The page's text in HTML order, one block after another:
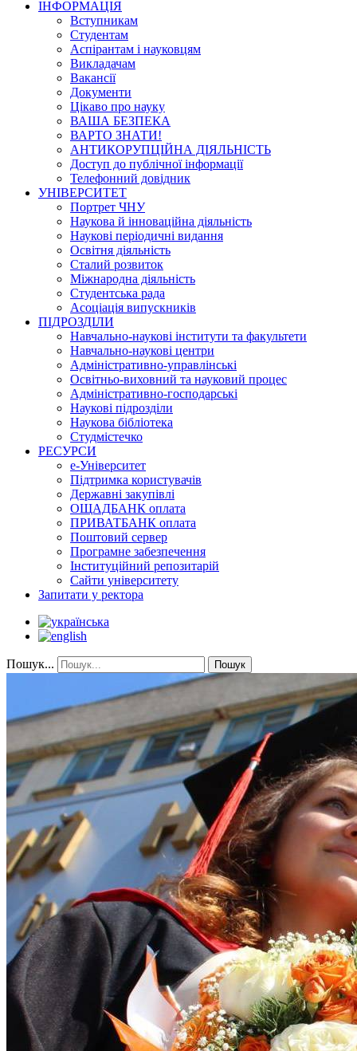
ІНФОРМАЦІЯ
Вступникам
Студентам
Аспірантам і науковцям
Викладачам
Вакансії
Документи
Цікаво про науку
ВАША БЕЗПЕКА
ВАРТО ЗНАТИ!
АНТИКОРУПЦІЙНА ДІЯЛЬНІСТЬ
Доступ до публічної інформації
Телефонний довідник
УНІВЕРСИТЕТ
Портрет ЧНУ
Наукова й інноваційна діяльність
Наукові періодичні видання
Освітня діяльність
Сталий розвиток
Міжнародна діяльність
Студентська рада
Асоціація випускників
ПІДРОЗДІЛИ
Навчально-наукові інститути та факультети
Навчально-наукові центри
Адміністративно-управлінські
Освітньо-виховний та науковий процес
Адміністративно-господарські
Наукові підрозділи
Наукова бібліотека
Студмістечко
РЕСУРСИ
е-Університет
Підтримка користувачів
Державні закупівлі
ОЩАДБАНК оплата
ПРИВАТБАНК оплата
Поштовий сервер
Програмне забезпечення
Інституційний репозитарій
Сайти університету
Запитати у ректора
Пошук... Пошук